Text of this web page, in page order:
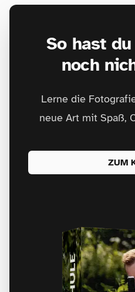
So hast
noch
Lerne die
neue Art mit Spaß,
ZUM